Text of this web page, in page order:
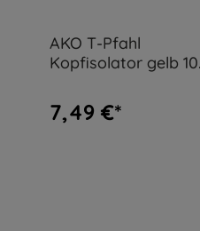
AKO T-Pfahl
Kopfisolator gelb 10
7,49 €*